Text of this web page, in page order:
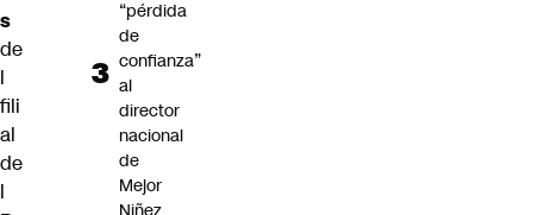
s
de
l
fili
al
de
l
“pérdida
de
confianza”
al
director
nacional
de
Mejor
Niñez